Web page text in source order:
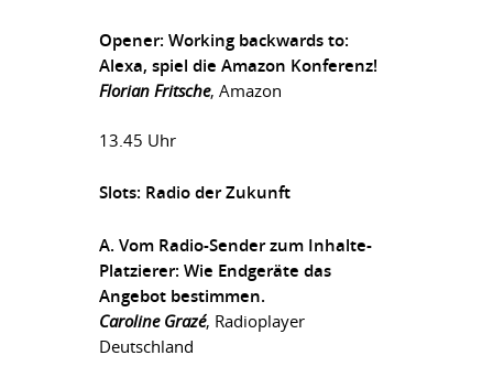
Opener: Working backwards to:
Alexa, spiel die Amazon Konferenz!
Florian Fritsche, Amazon
13.45 Uhr
Slots: Radio der Zukunft
A. Vom Radio-Sender zum Inhalte-
Platzierer: Wie Endgeräte das
Angebot bestimmen.
Caroline Grazé, Radioplayer
Deutschland